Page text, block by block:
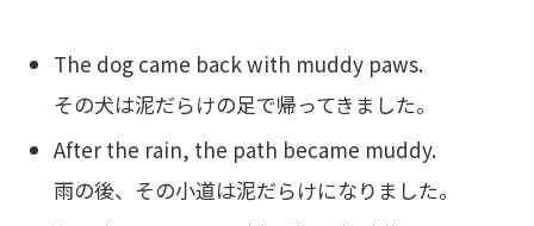
The dog came back with muddy paws.
その犬は泥だらけの足で帰ってきました。
After the rain, the path became muddy.
雨の後、その小道は泥だらけになりました。